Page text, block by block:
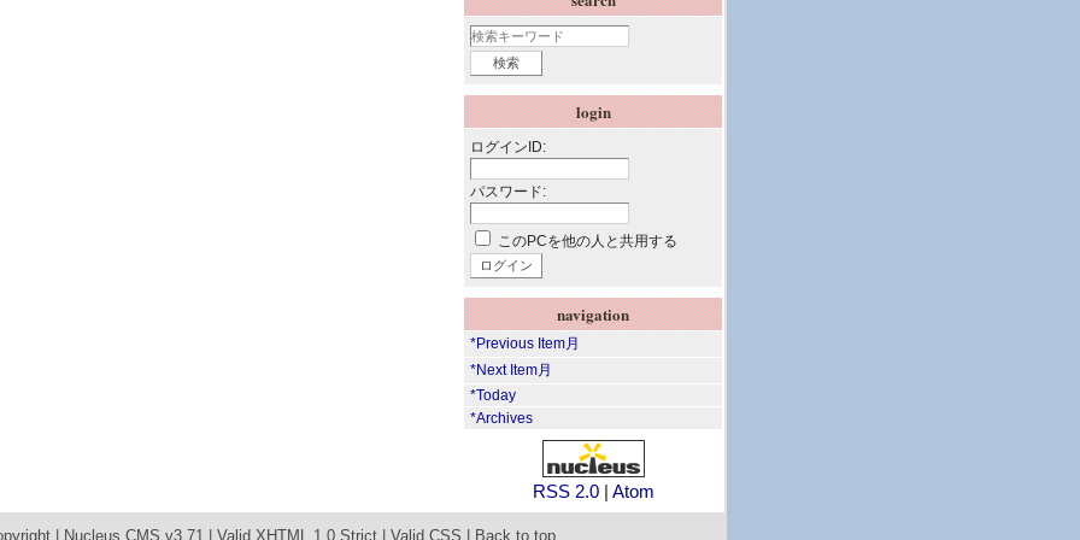
login
ログインID:
パスワード:
このPCを他の人と共用する
navigation
*Previous Item月
*Next Item月
*Today
*Archives
RSS 2.0| Atom